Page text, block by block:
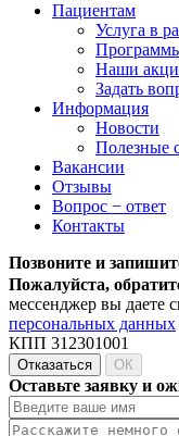
Пациентам
Услуга в
Наши
Задать
Информация
Новости
Полезные
Вакансии
Отзывы
Вопрос − ответ
Контакты
Позвоните и
Пожалуйста,
мессенджер вы даете
персональных данных
КПП 312301001
Отказаться ОК
Оставьте заявку и